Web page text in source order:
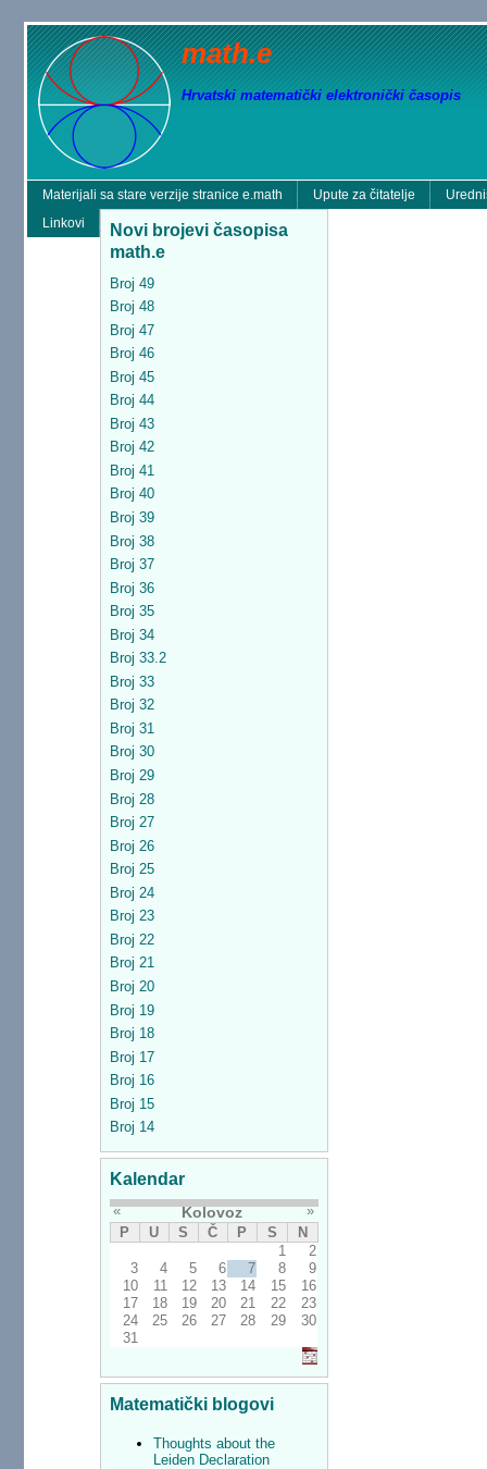
math.e
Hrvatski matematički elektronički časopis
Materijali sa stare verzije stranice e.math Upute za čitatelje
Linkovi
Novi brojevi časopisa
math.e
Broj 49
Broj 48
Broj 47
Broj 46
Broj 45
Broj 44
Broj 43
Broj 42
Broj 41
Broj 40
Broj 39
Broj 38
Broj 37
Broj 36
Broj 35
Broj 34
Broj 33.2
Broj 33
Broj 32
Broj 31
Broj 30
Broj 29
Broj 28
Broj 27
Broj 26
Broj 25
Broj 24
Broj 23
Broj 22
Broj 21
Broj 20
Broj 19
Broj 18
Broj 17
Broj 16
Broj 15
Broj 14
Kalendar
« Kolovoz
»
P
U S Č P S
N
1
2
3
4 5 6 7 8
9
10
11 12 13 14 15
16
17
18 19 20 21 22
23
24
25 26 27 28 29
30
31
Matematički blogovi
Thoughts about the
Leiden Declaration